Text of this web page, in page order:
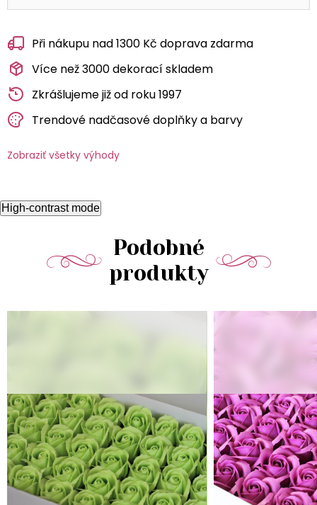
Při nákupu nad 1300 Kč doprava zdarma
Více než 3000 dekorací skladem
Zkrášlujeme již od roku 1997
Trendové nadčasové doplňky a barvy
Zobraziť všetky výhody
High-contrast mode
Podobné
produkty